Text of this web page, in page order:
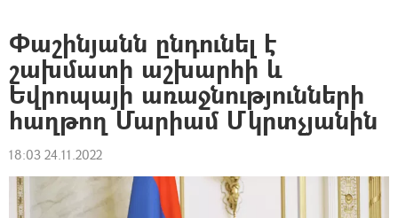
Փաշինյանն ընդունել է
շախմատի աշխարհի և
Եվրոպայի առաջնությունների
հաղթող Մարիամ Մկրտչյանին
18:03 24.11.2022